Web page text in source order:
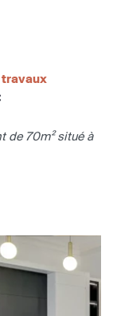
travaux
de 70m² situé à